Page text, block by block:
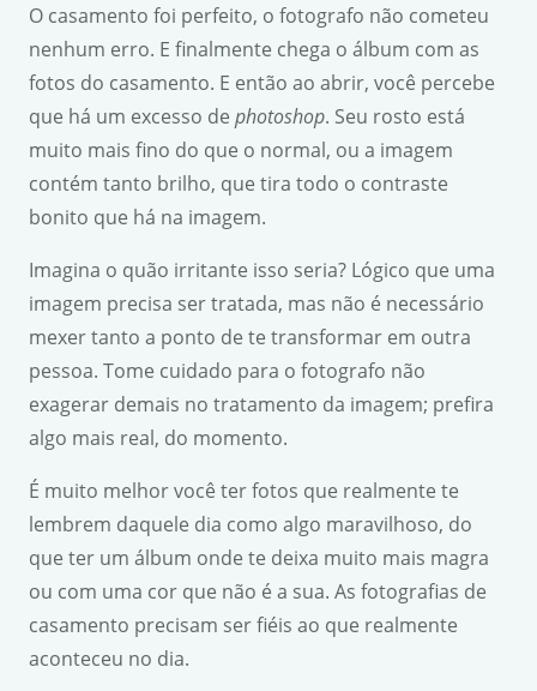
O casamento foi perfeito, o fotografo não cometeu
nenhum erro. E finalmente chega o álbum com as
fotos do casamento. E então ao abrir, você percebe
que há um excesso de photoshop. Seu rosto está
muito mais fino do que o normal, ou a imagem
contém tanto brilho, que tira todo o contraste
bonito que há na imagem.
Imagina o quão irritante isso seria? Lógico que uma
imagem precisa ser tratada, mas não é necessário
mexer tanto a ponto de te transformar em outra
pessoa. Tome cuidado para o fotografo não
exagerar demais no tratamento da imagem; prefira
algo mais real, do momento.
É muito melhor você ter fotos que realmente te
lembrem daquele dia como algo maravilhoso, do
que ter um álbum onde te deixa muito mais magra
ou com uma cor que não é a sua. As fotografias de
casamento precisam ser fiéis ao que realmente
aconteceu no dia.